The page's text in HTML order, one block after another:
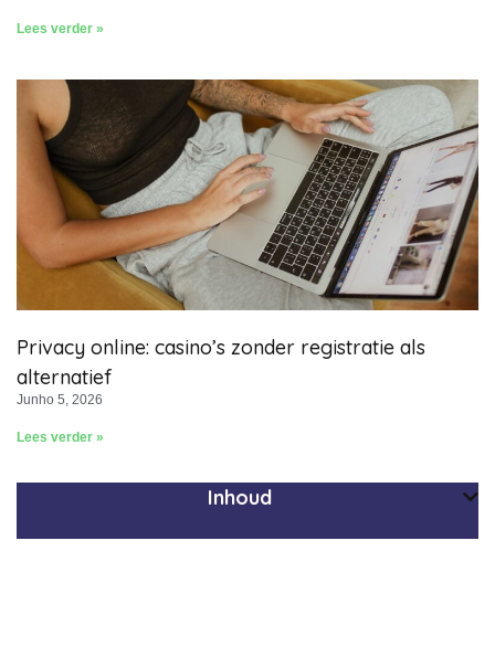
Lees verder »
Privacy online: casino’s zonder registratie als
alternatief
Junho 5, 2026
Lees verder »
Inhoud